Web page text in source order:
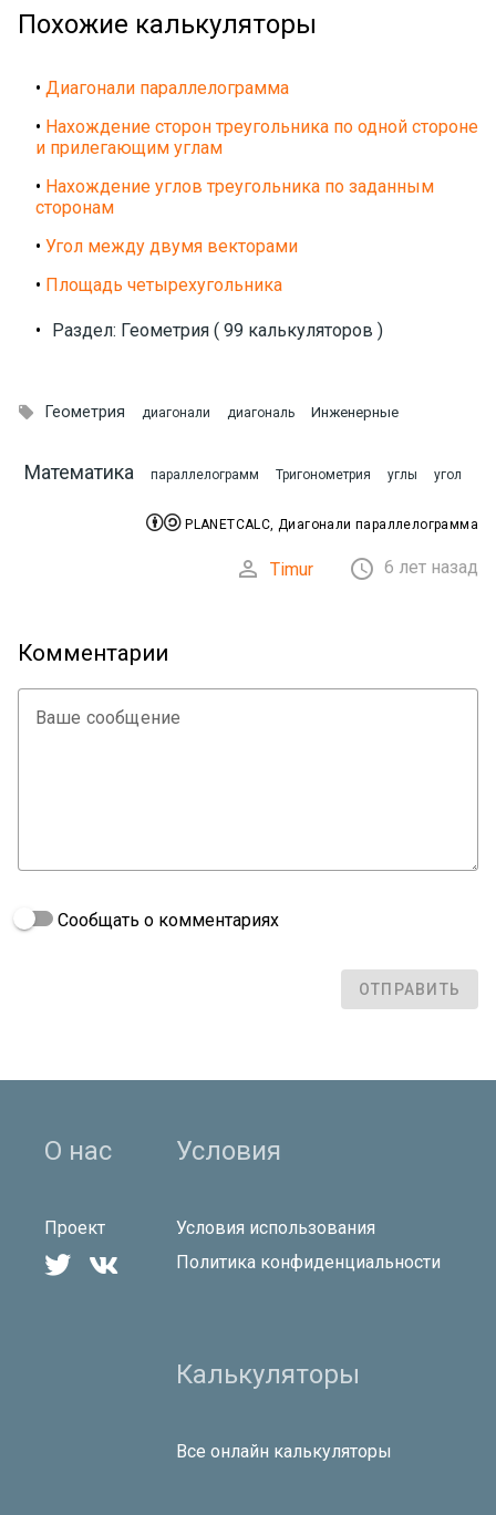
Похожие калькуляторы
• Диагонали параллелограмма
• Нахождение сторон треугольника по одной стороне
и прилегающим углам
• Нахождение углов треугольника по заданным
сторонам
• Угол между двумя векторами
• Площадь четырехугольника
• Раздел: Геометрия ( 99 калькуляторов )
 Геометрия диагонали диагональ Инженерные
Математика параллелограмм Тригонометрия углы угол
PLANETCALC, Диагонали параллелограмма
 Timur  6 лет назад
Комментарии
Ваше сообщение
Сообщать о комментариях
ОТПРАВИТЬ
О нас
Проект
 
Условия
Условия использования
Политика конфиденциальности
Калькуляторы
Все онлайн калькуляторы